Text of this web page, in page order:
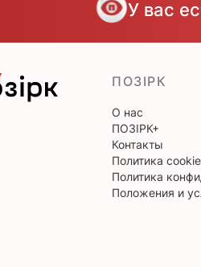
У вас
ПОЗІРК
О нас
ПОЗІРК+
Контакты
Политика cookie
Политика
Положения и